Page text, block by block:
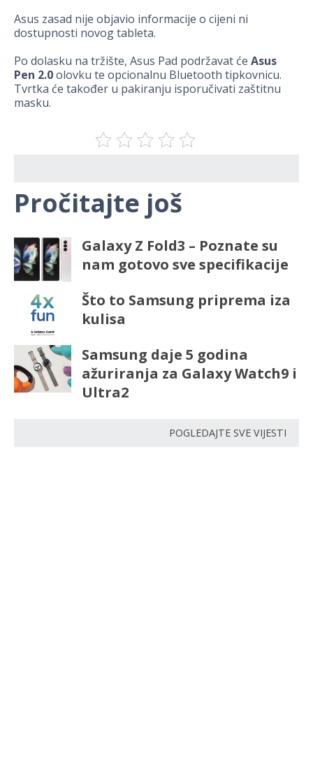
Asus zasad nije objavio informacije o cijeni ni
dostupnosti novog tableta.
Po dolasku na tržište, Asus Pad podržavat će Asus
Pen 2.0olovku te opcionalnu Bluetooth tipkovnicu.
Tvrtka će također u pakiranju isporučivati zaštitnu
masku.
Pročitajte još
Galaxy Z Fold3 – Poznate su
nam gotovo sve specifikacije
Što to Samsung priprema iza
kulisa
Samsung daje 5 godina
ažuriranja za Galaxy Watch9 i
Ultra2
POGLEDAJTE SVE VIJESTI